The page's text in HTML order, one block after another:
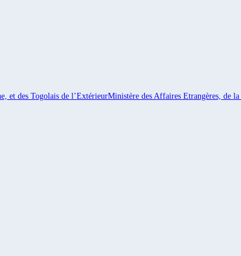
et des Togolais de l’ExtérieurMinistère des Affaires Etrangères, de